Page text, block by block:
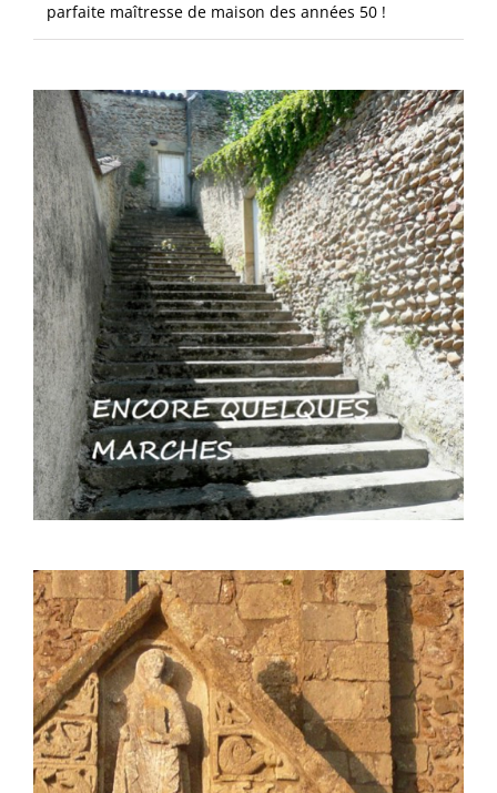
parfaite maîtresse de maison des années 50 !